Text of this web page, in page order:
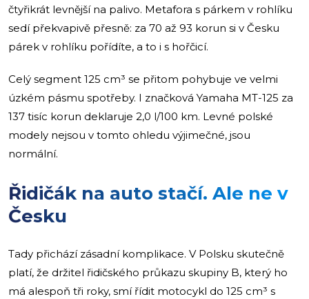
čtyřikrát levnější na palivo. Metafora s párkem v rohlíku
sedí překvapivě přesně: za 70 až 93 korun si v Česku
párek v rohlíku pořídíte, a to i s hořčicí.
Celý segment 125 cm³ se přitom pohybuje ve velmi
úzkém pásmu spotřeby. I značková Yamaha MT-125 za
137 tisíc korun deklaruje 2,0 l/100 km. Levné polské
modely nejsou v tomto ohledu výjimečné, jsou
normální.
Řidičák na auto stačí. Ale ne v
Česku
Tady přichází zásadní komplikace. V Polsku skutečně
platí, že držitel řidičského průkazu skupiny B, který ho
má alespoň tři roky, smí řídit motocykl do 125 cm³ s